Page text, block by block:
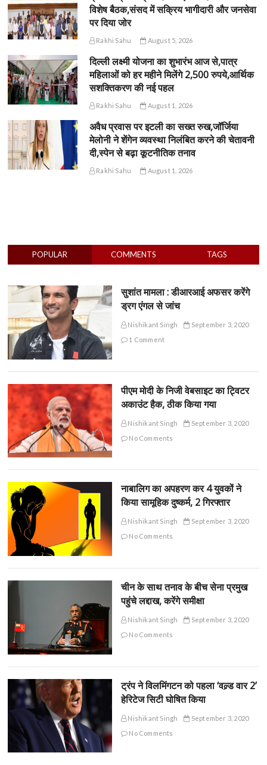
विशेष बैठक,संसद में सक्रिय भागीदारी और जनसेवा
पर दिया जोर
Rakhi Sahu August 5, 2026
दिल्ली लक्ष्मी योजना का शुभारंभ आज से,पात्र
महिलाओं को हर महीने मिलेंगे 2,500 रुपये,आर्थिक
सशक्तिकरण की नई पहल
Rakhi Sahu August 1, 2026
अवैध प्रवास पर इटली का सख्त रुख,जॉर्जिया
मेलोनी ने शेंगेन व्यवस्था निलंबित करने की चेतावनी
दी,स्पेन से बढ़ा कूटनीतिक तनाव
Rakhi Sahu August 1, 2026
POPULAR COMMENTS TAGS
सुशांत मामला : डीआरआई अफसर करेंगे
ड्रग एंगल से जांच
Nishikant Singh
September 3, 2020
1 Comment
पीएम मोदी के निजी वेबसाइट का ट्विटर
अकाउंट हैक, ठीक किया गया
Nishikant Singh
September 3, 2020
No Comments
नाबालिग का अपहरण कर 4 युवकों ने
किया सामूहिक दुष्कर्म, 2 गिरफ्तार
Nishikant Singh
September 3, 2020
No Comments
चीन के साथ तनाव के बीच सेना प्रमुख
पहुंचे लद्दाख, करेंगे समीक्षा
Nishikant Singh
September 3, 2020
No Comments
ट्रंप ने विलमिंगटन को पहला ‘वल्र्ड वार 2’
हेरिटेज सिटी घोषित किया
Nishikant Singh
September 3, 2020
No Comments